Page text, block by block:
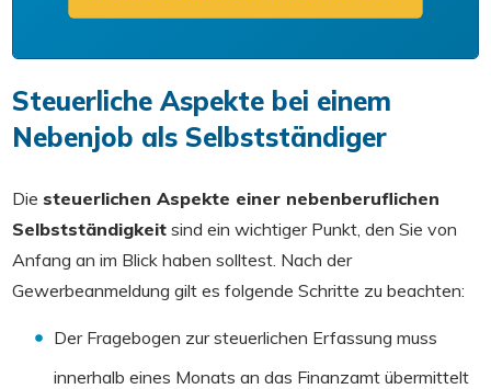
Steuerliche Aspekte bei einem
Nebenjob als Selbstständiger
Die steuerlichen Aspekte einer nebenberuflichen
Selbstständigkeit sind ein wichtiger Punkt, den Sie von
Anfang an im Blick haben solltest. Nach der
Gewerbeanmeldung gilt es folgende Schritte zu beachten:
Der Fragebogen zur steuerlichen Erfassung muss
innerhalb eines Monats an das Finanzamt übermittelt